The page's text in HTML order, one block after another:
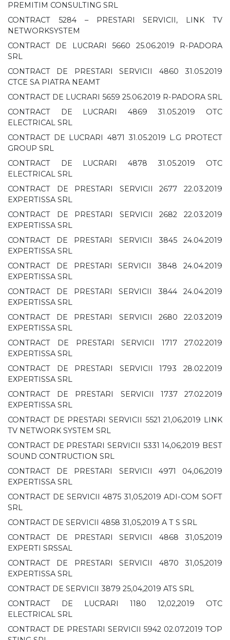
PREMITIM CONSULTING SRL
CONTRACT 5284 – PRESTARI SERVICII, LINK TV
NETWORKSYSTEM
CONTRACT DE LUCRARI 5660 25.06.2019 R-PADORA
SRL
CONTRACT DE PRESTARI SERVICII 4860 31.05.2019
CTCE SA PIATRA NEAMT
CONTRACT DE LUCRARI 5659 25.06.2019 R-PADORA SRL
CONTRACT DE LUCRARI 4869 31.05.2019 OTC
ELECTRICAL SRL
CONTRACT DE LUCRARI 4871 31.05.2019 L.G PROTECT
GROUP SRL
CONTRACT DE LUCRARI 4878 31.05.2019 OTC
ELECTRICAL SRL
CONTRACT DE PRESTARI SERVICII 2677 22.03.2019
EXPERTISSA SRL
CONTRACT DE PRESTARI SERVICII 2682 22.03.2019
EXPERTISSA SRL
CONTRACT DE PRESTARI SERVICII 3845 24.04.2019
EXPERTISSA SRL
CONTRACT DE PRESTARI SERVICII 3848 24.04.2019
EXPERTISSA SRL
CONTRACT DE PRESTARI SERVICII 3844 24.04.2019
EXPERTISSA SRL
CONTRACT DE PRESTARI SERVICII 2680 22.03.2019
EXPERTISSA SRL
CONTRACT DE PRESTARI SERVICII 1717 27.02.2019
EXPERTISSA SRL
CONTRACT DE PRESTARI SERVICII 1793 28.02.2019
EXPERTISSA SRL
CONTRACT DE PRESTARI SERVICII 1737 27.02.2019
EXPERTISSA SRL
CONTRACT DE PRESTARI SERVICII 5521 21,06,2019 LINK
TV NETWORK SYSTEM SRL
CONTRACT DE PRESTARI SERVICII 5331 14,06,2019 BEST
SOUND CONTRUCTION SRL
CONTRACT DE PRESTARI SERVICII 4971 04,06,2019
EXPERTISSA SRL
CONTRACT DE SERVICII 4875 31,05,2019 ADI-COM SOFT
SRL
CONTRACT DE SERVICII 4858 31,05,2019 A T S SRL
CONTRACT DE PRESTARI SERVICII 4868 31,05,2019
EXPERTI SRSSAL
CONTRACT DE PRESTARI SERVICII 4870 31,05,2019
EXPERTISSA SRL
CONTRACT DE SERVICII 3879 25,04,2019 ATS SRL
CONTRACT DE LUCRARI 1180 12,02,2019 OTC
ELECTRICAL SRL
CONTRACT DE PRESTARI SERVICII 5942 02.07.2019 TOP